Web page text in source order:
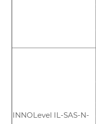
INNOLevel IL-SAS-N-